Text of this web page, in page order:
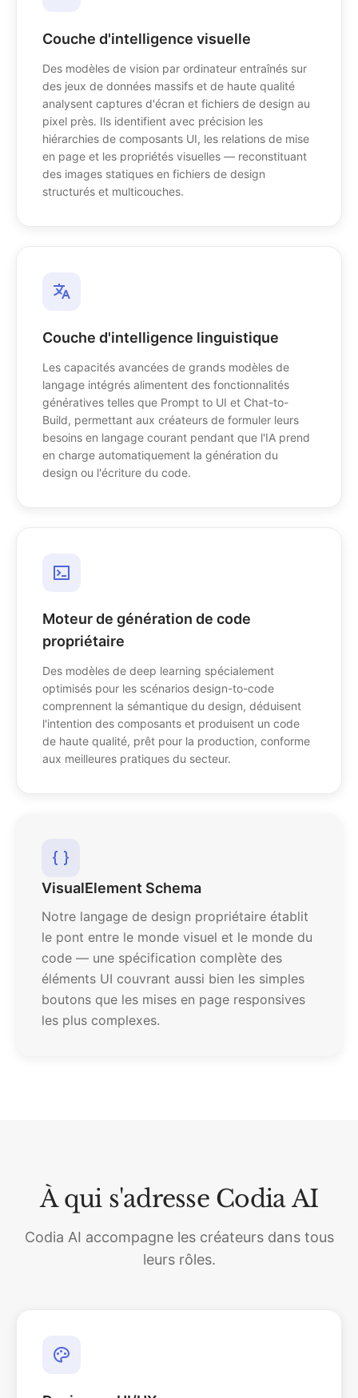
Couche d'intelligence visuelle
Des modèles de vision par ordinateur entraînés sur
des jeux de données massifs et de haute qualité
analysent captures d'écran et fichiers de design au
pixel près. Ils identifient avec précision les
hiérarchies de composants UI, les relations de mise
en page et les propriétés visuelles — reconstituant
des images statiques en fichiers de design
structurés et multicouches.
Couche d'intelligence linguistique
Les capacités avancées de grands modèles de
langage intégrés alimentent des fonctionnalités
génératives telles que Prompt to UI et Chat-to-
Build, permettant aux créateurs de formuler leurs
besoins en langage courant pendant que l'IA prend
en charge automatiquement la génération du
design ou l'écriture du code.
Moteur de génération de code
propriétaire
Des modèles de deep learning spécialement
optimisés pour les scénarios design-to-code
comprennent la sémantique du design, déduisent
l'intention des composants et produisent un code
de haute qualité, prêt pour la production, conforme
aux meilleures pratiques du secteur.
VisualElement Schema
Notre langage de design propriétaire établit
le pont entre le monde visuel et le monde du
code — une spécification complète des
éléments UI couvrant aussi bien les simples
boutons que les mises en page responsives
les plus complexes.
À qui s'adresse Codia AI
Codia AI accompagne les créateurs dans tous
leurs rôles.